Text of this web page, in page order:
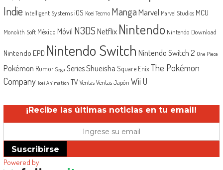
Indie Intelligent Systems iOS Koei Tecmo MangaMarvel Marvel Studios MCU
Monolith Soft México Móvil N3DSNetflix Nintendo Nintendo Download
Nintendo EPD Nintendo Switch Nintendo Switch 2 One Piece
Pokémon Rumor Sega SeriesShueisha Square EnixThe Pokémon
Company Toei Animation TV Ventas Ventas Japón Wii U
¡Recibe las últimas noticias en tu email!
Suscribirse
Powered by